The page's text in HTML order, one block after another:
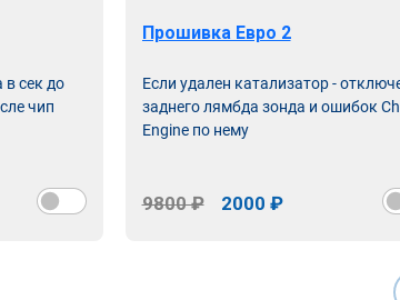
в сек до
чип
Прошивка Евро 2
Если удален катализатор -
заднего лямбда зонда и ошибок
Engine по нему
9800 ₽ 2000 ₽